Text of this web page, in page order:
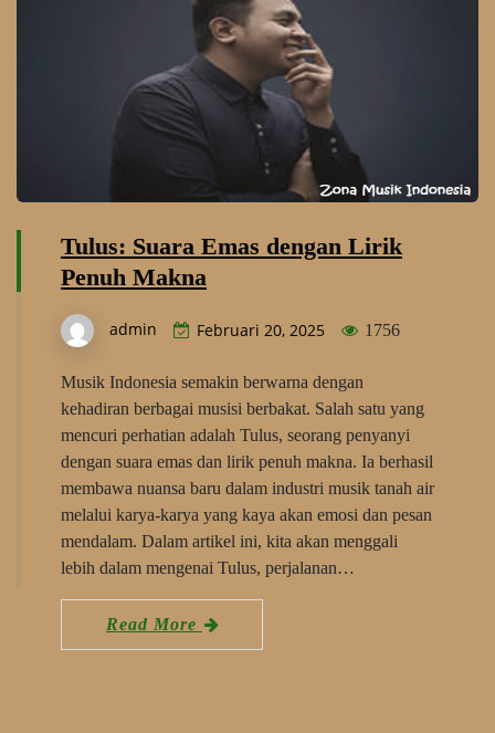
Tulus: Suara Emas dengan Lirik
Penuh Makna
admin Februari 20, 2025 1756
Musik Indonesia semakin berwarna dengan
kehadiran berbagai musisi berbakat. Salah satu yang
mencuri perhatian adalah Tulus, seorang penyanyi
dengan suara emas dan lirik penuh makna. Ia berhasil
membawa nuansa baru dalam industri musik tanah air
melalui karya-karya yang kaya akan emosi dan pesan
mendalam. Dalam artikel ini, kita akan menggali
lebih dalam mengenai Tulus, perjalanan…
Read More